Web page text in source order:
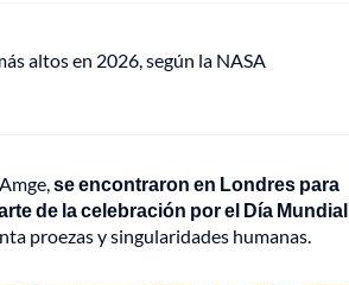
altos en 2026, según la NASA
se encontraron en Londres para
de la celebración por el Día Mundial
proezas y singularidades humanas.